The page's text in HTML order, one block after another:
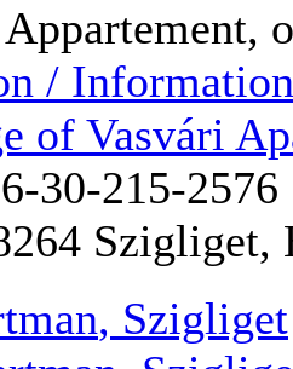
/ Information
of Vasvári
30-215-2576
Szigliget,
, Szigliget